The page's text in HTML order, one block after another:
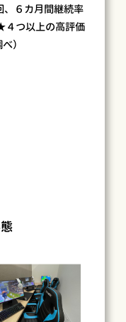
、６カ月間継続率
つ以上の高評価
）